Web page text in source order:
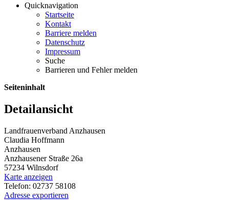
Quicknavigation
Startseite
Kontakt
Barriere melden
Datenschutz
Impressum
Suche
Barrieren und Fehler melden
Seiteninhalt
Detailansicht
Landfrauenverband Anzhausen
Claudia Hoffmann
Anzhausen
Anzhausener Straße 26a
57234 Wilnsdorf
Karte anzeigen
Telefon: 02737 58108
Adresse exportieren